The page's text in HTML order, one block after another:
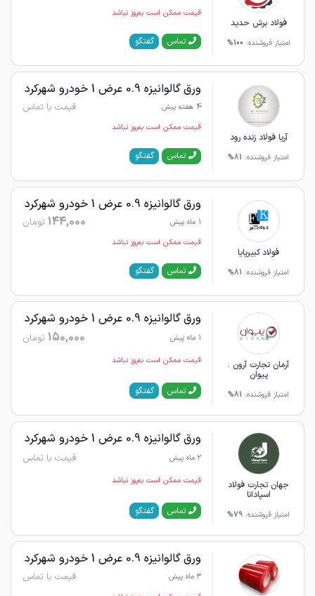
فولاد برش حدید
امتیاز فروشنده: 100%
قیمت ممکن است به‌روز نباشد
تماس گفتگو
آریا فولاد زنده رود
امتیاز فروشنده: 81%
ورق گالوانیزه 0.9 عرض 1 خودرو شهرکرد
4 هفته پیش قیمت با تماس
قیمت ممکن است به‌روز نباشد
تماس گفتگو
فولاد کبیرپایا
امتیاز فروشنده: 81%
ورق گالوانیزه 0.9 عرض 1 خودرو شهرکرد
1 ماه پیش 144,000 تومان
قیمت ممکن است به‌روز نباشد
تماس گفتگو
آرمان تجارت آرون .
پیوان
امتیاز فروشنده: 81%
ورق گالوانیزه 0.9 عرض 1 خودرو شهرکرد
1 ماه پیش 150,000 تومان
قیمت ممکن است به‌روز نباشد
تماس گفتگو
جهان تجارت فولاد
اسپادانا
امتیاز فروشنده: 79%
ورق گالوانیزه 0.9 عرض 1 خودرو شهرکرد
2 ماه پیش قیمت با تماس
قیمت ممکن است به‌روز نباشد
تماس گفتگو
ورق گالوانیزه 0.9 عرض 1 خودرو شهرکرد
3 ماه پیش قیمت با تماس